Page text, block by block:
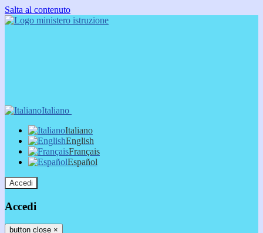
Salta al contenuto
Italiano
Italiano
English
Français
Español
Accedi
Accedi
button close ×